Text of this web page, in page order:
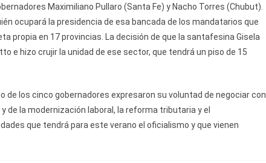
Maximiliano Pullaro (Santa Fe) y Nacho Torres (Chubut).
ocupará la presidencia de esa bancada de los mandatarios que
propia en 17 provincias. La decisión de que la santafesina Gisela
e hizo crujir la unidad de ese sector, que tendrá un piso de 15
de los cinco gobernadores expresaron su voluntad de negociar con
de la modernización laboral, la reforma tributaria y el
que tendrá para este verano el oficialismo y que vienen